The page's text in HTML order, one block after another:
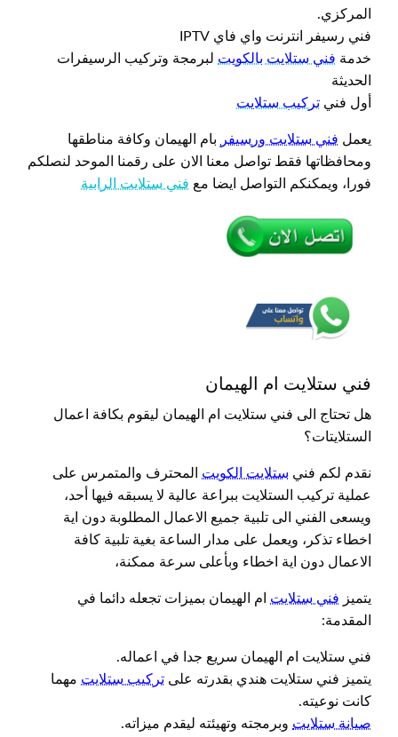
المركزي.
فني رسيفر انترنت واي فاي IPTV
خدمة فني ستلايت بالكويت لبرمجة وتركيب الرسيفرات
الحديثة
أول فني تركيب ستلايت
يعمل فني ستلايت ورسيفر
بام الهيمان وكافة مناطقها
ومحافظاتها فقط تواصل معنا الان على رقمنا الموحد لنصلكم
فورا، ويمكنكم التواصل ايضا مع فني ستلايت الرابية
فني ستلايت ام الهيمان
هل تحتاج الى فني ستلايت ام الهيمان ليقوم بكافة اعمال
الستلايتات؟
نقدم لكم فني ستلايت الكويت المحترف والمتمرس على
عملية تركيب الستلايت ببراعة عالية لا يسبقه فيها أحد،
ويسعى الفني الى تلبية جميع الاعمال المطلوبة دون اية
اخطاء تذكر، ويعمل على مدار الساعة بغية تلبية كافة
الاعمال دون اية اخطاء وبأعلى سرعة ممكنة،
يتميز فني ستلايت ام الهيمان بميزات تجعله دائما في
المقدمة:
فني ستلايت ام الهيمان سريع جدا في اعماله.
يتميز فني ستلايت هندي بقدرته على تركيب ستلايت مهما
كانت نوعيته.
صيانة ستلايت وبرمجته وتهيئته ليقدم ميزاته.